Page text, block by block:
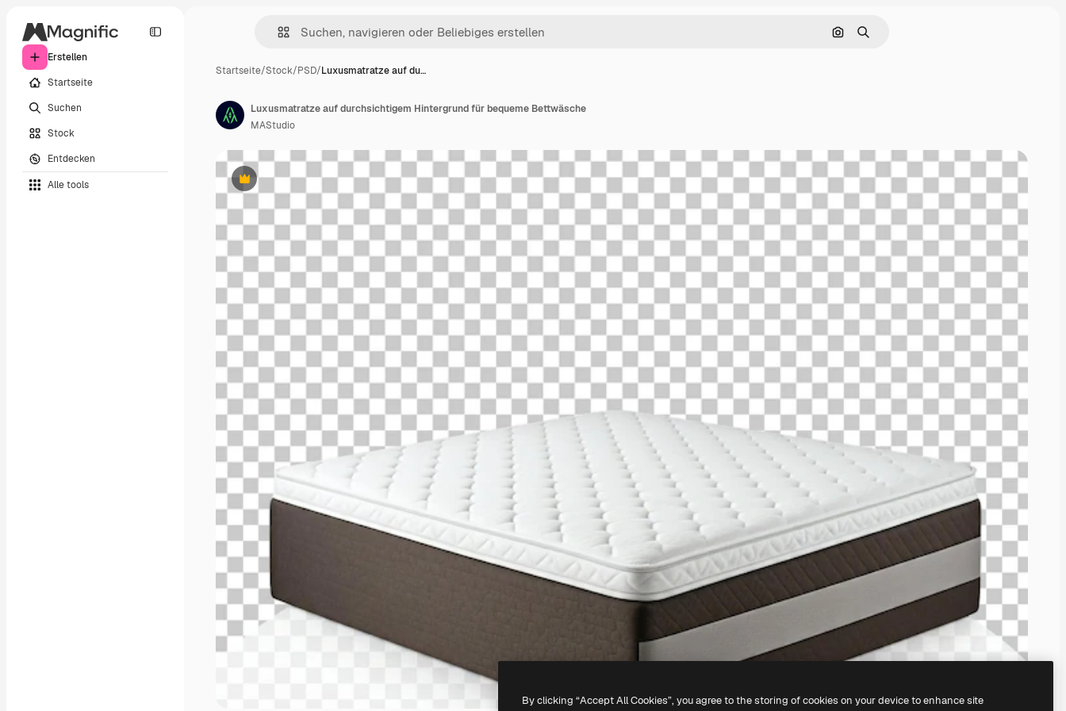
Erstellen
Startseite
Suchen
Stock
Entdecken
Alle tools
Nach Bild suchen
Suchen
Startseite/Stock/PSD/Luxusmatratze auf du…
Premium
Luxusmatratze auf durchsichtigem Hintergrund für bequeme Bettwäsche
MAStudio
By clicking “Accept All Cookies”, you agree to the storing of cookies on your device to enhance site